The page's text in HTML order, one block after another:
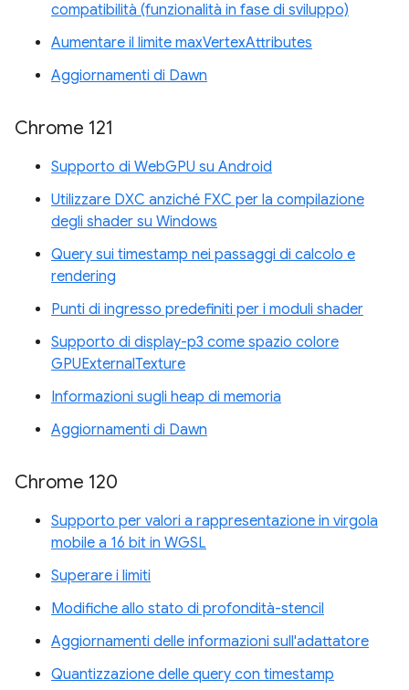
compatibilità (funzionalità in fase di sviluppo)
Aumentare il limite maxVertexAttributes
Aggiornamenti di Dawn
Chrome 121
Supporto di WebGPU su Android
Utilizzare DXC anziché FXC per la compilazione
degli shader su Windows
Query sui timestamp nei passaggi di calcolo e
rendering
Punti di ingresso predefiniti per i moduli shader
Supporto di display-p3 come spazio colore
GPUExternalTexture
Informazioni sugli heap di memoria
Aggiornamenti di Dawn
Chrome 120
Supporto per valori a rappresentazione in virgola
mobile a 16 bit in WGSL
Superare i limiti
Modifiche allo stato di profondità-stencil
Aggiornamenti delle informazioni sull'adattatore
Quantizzazione delle query con timestamp